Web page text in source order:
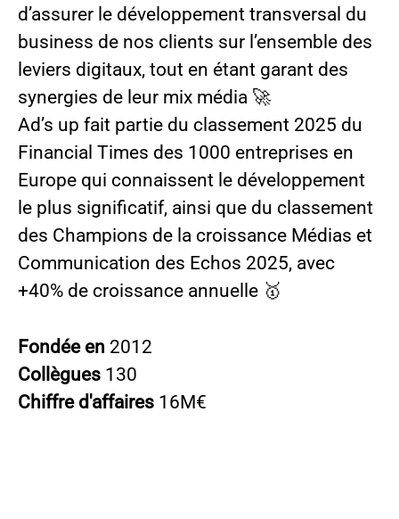
d’assurer le développement transversal du
business de nos clients sur l’ensemble des
leviers digitaux, tout en étant garant des
synergies de leur mix média 🚀
Ad’s up fait partie du classement 2025 du
Financial Times des 1000 entreprises en
Europe qui connaissent le développement
le plus significatif, ainsi que du classement
des Champions de la croissance Médias et
Communication des Echos 2025, avec
+40% de croissance annuelle 🥇
Fondée en 2012
Collègues 130
Chiffre d'affaires 16M€